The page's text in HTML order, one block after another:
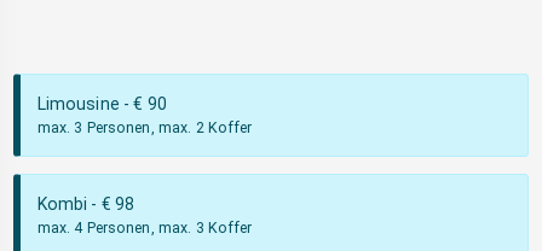
Limousine - € 90
max. 3 Personen, max. 2 Koffer
Kombi - € 98
max. 4 Personen, max. 3 Koffer